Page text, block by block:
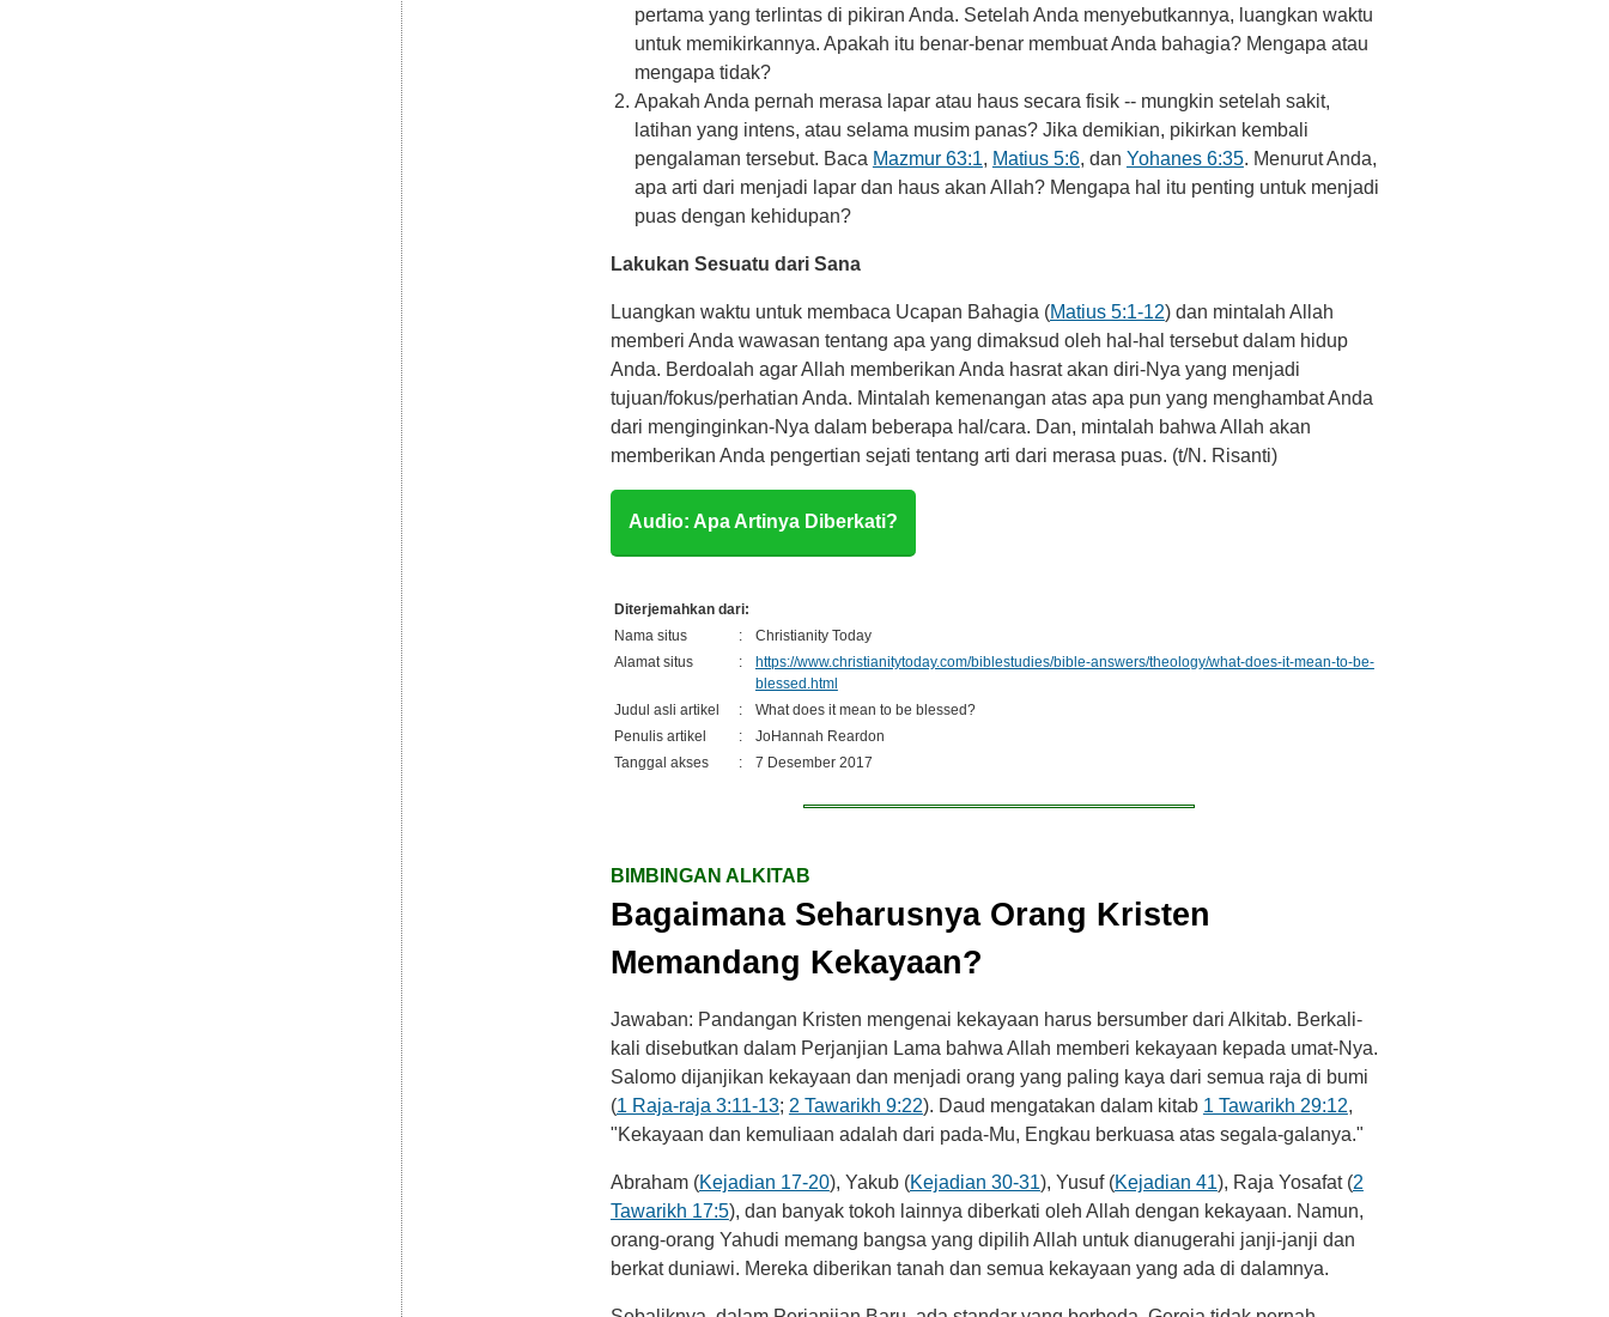
pertama yang terlintas di pikiran Anda. Setelah Anda menyebutkannya, luangkan waktu
untuk memikirkannya. Apakah itu benar-benar membuat Anda bahagia? Mengapa atau
mengapa tidak?
Apakah Anda pernah merasa lapar atau haus secara fisik -- mungkin setelah sakit,
latihan yang intens, atau selama musim panas? Jika demikian, pikirkan kembali
pengalaman tersebut. Baca Mazmur 63:1, Matius 5:6, dan Yohanes 6:35. Menurut Anda,
apa arti dari menjadi lapar dan haus akan Allah? Mengapa hal itu penting untuk menjadi
puas dengan kehidupan?
Lakukan Sesuatu dari Sana
Luangkan waktu untuk membaca Ucapan Bahagia (Matius 5:1-12) dan mintalah Allah
memberi Anda wawasan tentang apa yang dimaksud oleh hal-hal tersebut dalam hidup
Anda. Berdoalah agar Allah memberikan Anda hasrat akan diri-Nya yang menjadi
tujuan/fokus/perhatian Anda. Mintalah kemenangan atas apa pun yang menghambat Anda
dari menginginkan-Nya dalam beberapa hal/cara. Dan, mintalah bahwa Allah akan
memberikan Anda pengertian sejati tentang arti dari merasa puas. (t/N. Risanti)
Audio: Apa Artinya Diberkati?
Diterjemahkan dari:
Nama situs
:
Christianity Today
Alamat situs
:
https://www.christianitytoday.com/biblestudies/bible-answers/theology/what-does-it-mean-to-be-
blessed.html
Judul asli artikel
:
What does it mean to be blessed?
Penulis artikel
:
JoHannah Reardon
Tanggal akses
: 7 Desember 2017
BIMBINGAN ALKITAB
Bagaimana Seharusnya Orang Kristen
Memandang Kekayaan?
Jawaban: Pandangan Kristen mengenai kekayaan harus bersumber dari Alkitab. Berkali-
kali disebutkan dalam Perjanjian Lama bahwa Allah memberi kekayaan kepada umat-Nya.
Salomo dijanjikan kekayaan dan menjadi orang yang paling kaya dari semua raja di bumi
(1 Raja-raja 3:11-13; 2 Tawarikh 9:22). Daud mengatakan dalam kitab 1 Tawarikh 29:12,
"Kekayaan dan kemuliaan adalah dari pada-Mu, Engkau berkuasa atas segala-galanya."
Abraham (Kejadian 17-20), Yakub (Kejadian 30-31), Yusuf (Kejadian 41), Raja Yosafat (2
Tawarikh 17:5), dan banyak tokoh lainnya diberkati oleh Allah dengan kekayaan. Namun,
orang-orang Yahudi memang bangsa yang dipilih Allah untuk dianugerahi janji-janji dan
berkat duniawi. Mereka diberikan tanah dan semua kekayaan yang ada di dalamnya.